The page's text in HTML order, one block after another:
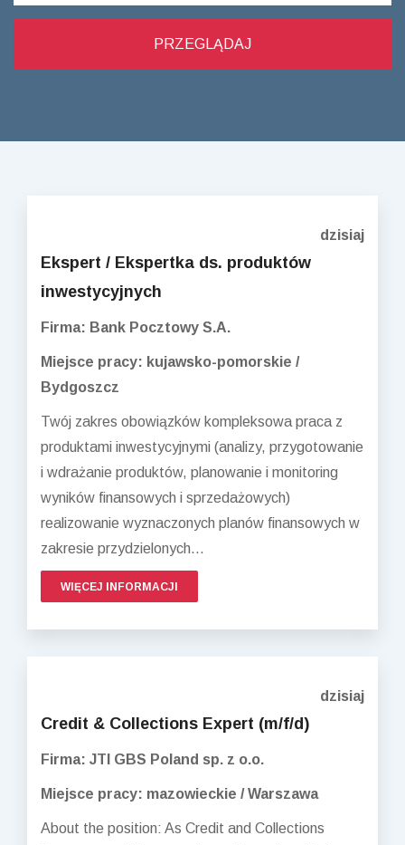
dzisiaj
Ekspert / Ekspertka ds. produktów
inwestycyjnych
Firma: Bank Pocztowy S.A.
Miejsce pracy: kujawsko-pomorskie /
Bydgoszcz
Twój zakres obowiązków kompleksowa praca z
produktami inwestycyjnymi (analizy, przygotowanie
i wdrażanie produktów, planowanie i monitoring
wyników finansowych i sprzedażowych)
realizowanie wyznaczonych planów finansowych w
zakresie przydzielonych...
WIĘCEJ INFORMACJI
dzisiaj
Credit & Collections Expert (m/f/d)
Firma: JTI GBS Poland sp. z o.o.
Miejsce pracy: mazowieckie / Warszawa
About the position: As Credit and Collections